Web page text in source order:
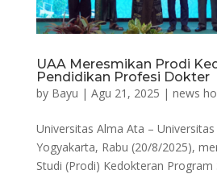
UAA Meresmikan Prodi
Pendidikan Profesi Dokter
by Bayu | Agu 21, 2025 | news
Universitas Alma Ata –
Yogyakarta, Rabu (20/8/2025),
Studi (Prodi) Kedokteran Program